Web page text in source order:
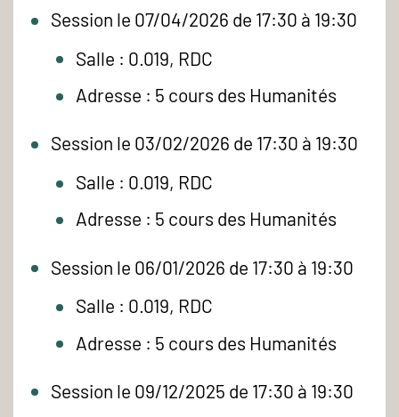
Session le 07/04/2026 de 17:30 à 19:30
Salle : 0.019, RDC
Adresse : 5 cours des Humanités
Session le 03/02/2026 de 17:30 à 19:30
Salle : 0.019, RDC
Adresse : 5 cours des Humanités
Session le 06/01/2026 de 17:30 à 19:30
Salle : 0.019, RDC
Adresse : 5 cours des Humanités
Session le 09/12/2025 de 17:30 à 19:30